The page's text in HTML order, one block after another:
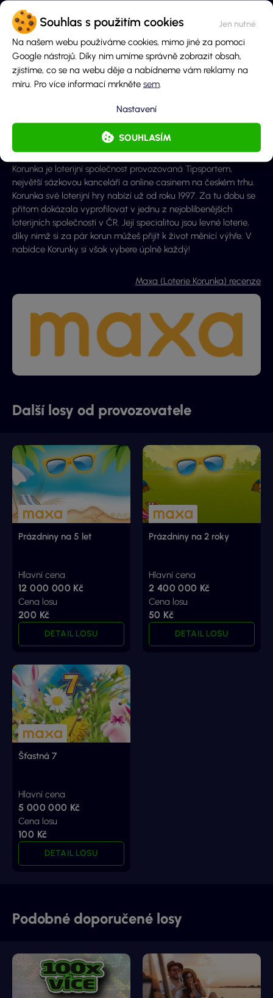
Souhlas s použitím cookies
Na našem webu používáme cookies, mimo jiné za pomoci
Google nástrojů. Díky nim umíme správně zobrazit obsah,
zjistíme, co se na webu děje a nabídneme vám reklamy na
míru. Pro více informací mrkněte sem
SOUHLASÍM
Nastavení
Napiš nám svou zkušenost
OTEVŘÍT FORMULÁŘ
KladyLos je k dispozici offline i online
Zápory
O provozovateli losu
Korunka je loterijní společnost provozovaná Tipsportem,
největší sázkovou kanceláří a online casinem na českém trhu.
Korunka své loterijní hry nabízí už od roku 1997. Za tu dobu se
přitom dokázala vyprofilovat v jednu z nejoblíbenějších
loterijních společností v ČR. Její specialitou jsou levné loterie,
díky nimž si za pár korun můžeš přijít k život měnící výhře. V
nabídce Korunky si však vybere úplně každý!
Maxa (Loterie Korunka) recenze
Další losy od provozovatele
Prázdniny na 5 let
Hlavní cena
12 000 000 Kč
Cena losu
200 Kč
DETAIL LOSU
Prázdniny na 2 roky
Hlavní cena
2 400 000 Kč
Cena losu
50 Kč
DETAIL LOSU
Šťastná 7
Hlavní cena
5 000 000 Kč
Cena losu
100 Kč
DETAIL LOSU
Podobné doporučené losy